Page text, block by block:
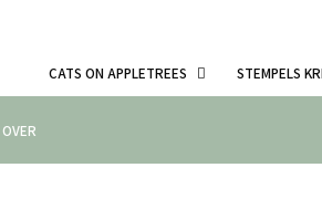
CATS ON APPLETREES STEMPELS
OVER